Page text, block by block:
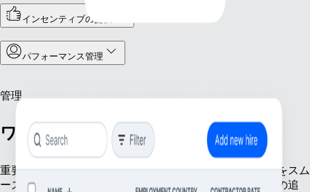
インセンティブの提供
パフォーマンス管理
管理
ワークフォース業務を一元管理
重要な人材管理業務を効率化するツールで、チーム運営をスム
ーズにしましょう。正確な従業員記録の管理や出勤状況の追